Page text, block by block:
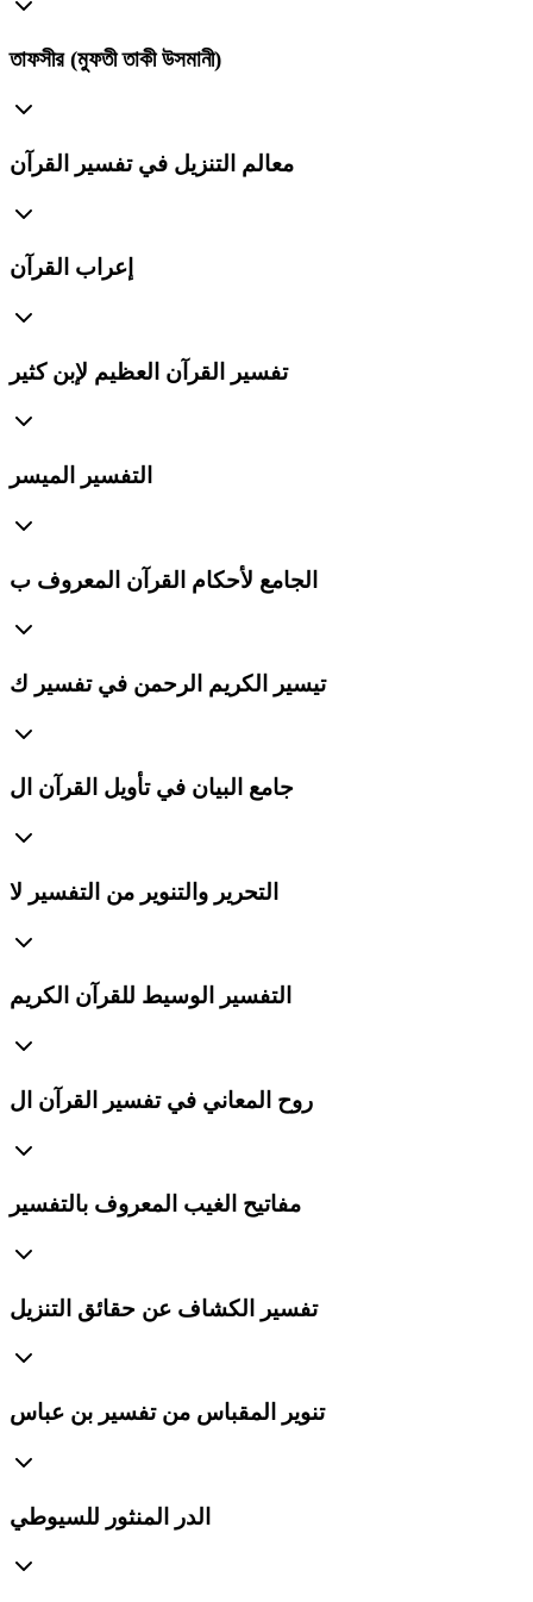
তাফসীর (মুফতী তাকী উসমানী)
معالم التنزيل في تفسير القرآن
إعراب القرآن
تفسير القرآن العظيم لإبن كثير
التفسير الميسر
الجامع لأحكام القرآن المعروف ب
تيسير الكريم الرحمن في تفسير ك
جامع البيان في تأويل القرآن ال
التحرير والتنوير من التفسير لا
التفسير الوسيط للقرآن الكريم
روح المعاني في تفسير القرآن ال
مفاتيح الغيب المعروف بالتفسير
تفسير الكشاف عن حقائق التنزيل
تنوير المقباس من تفسير بن عباس
الدر المنثور للسيوطي